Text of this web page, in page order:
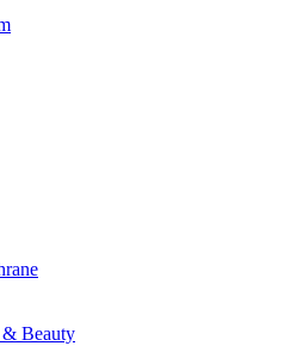
& Beauty